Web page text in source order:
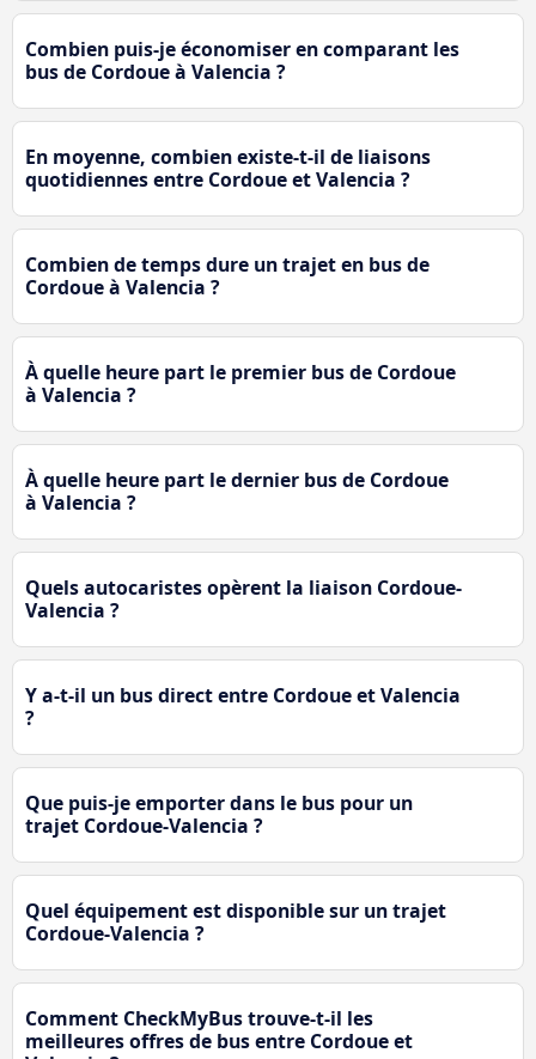
Combien puis-je économiser en comparant les
bus de Cordoue à Valencia ?
En moyenne, combien existe-t-il de liaisons
quotidiennes entre Cordoue et Valencia ?
Combien de temps dure un trajet en bus de
Cordoue à Valencia ?
À quelle heure part le premier bus de Cordoue
à Valencia ?
À quelle heure part le dernier bus de Cordoue
à Valencia ?
Quels autocaristes opèrent la liaison Cordoue-
Valencia ?
Y a-t-il un bus direct entre Cordoue et Valencia
?
Que puis-je emporter dans le bus pour un
trajet Cordoue-Valencia ?
Quel équipement est disponible sur un trajet
Cordoue-Valencia ?
Comment CheckMyBus trouve-t-il les
meilleures offres de bus entre Cordoue et